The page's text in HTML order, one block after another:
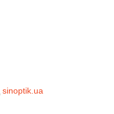
sinoptik.ua